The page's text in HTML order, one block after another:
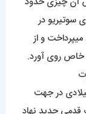
غیر قابل انکار
آن چیزی حدود
سوتیریو در
و از